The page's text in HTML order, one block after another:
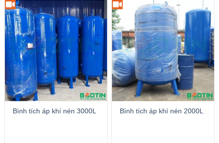
Bình tích áp khí nén 3000L Bình tích áp khí nén 2000L